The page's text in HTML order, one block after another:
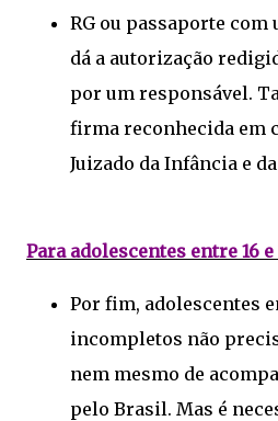
RG ou passaporte com
dá a autorização
por um responsável.
firma reconhecida em
Juizado da Infância e
Para adolescentes entre 16
Por fim, adolescentes
incompletos não
nem mesmo de
pelo Brasil. Mas é